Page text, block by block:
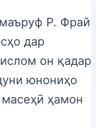
Р. Фрай
дар
он қадар
юнониҳо
ҳамон